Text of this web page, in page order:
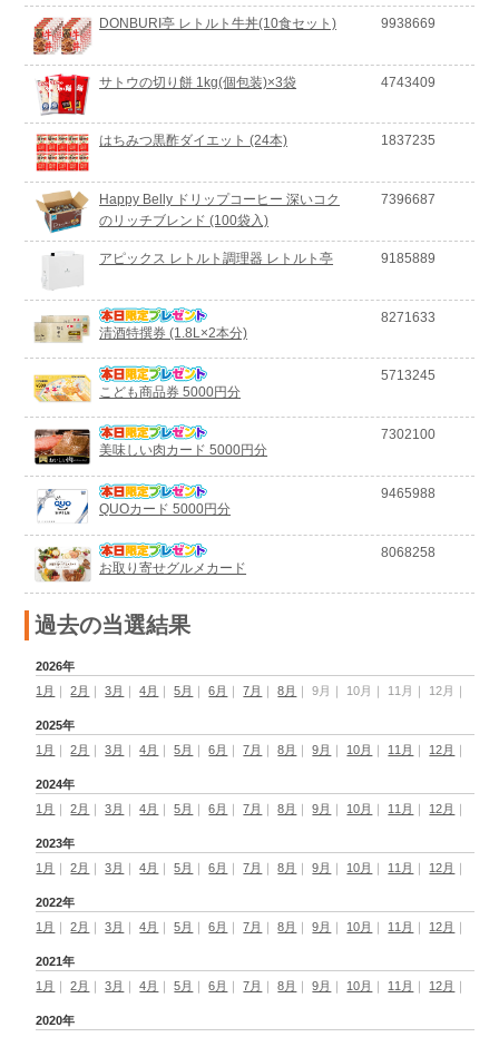
DONBURI亭 レトルト牛丼(10食セット) 9938669
サトウの切り餅 1kg(個包装)×3袋 4743409
はちみつ黒酢ダイエット (24本) 1837235
Happy Belly ドリップコーヒー 深いコク
のリッチブレンド (100袋入)
7396687
アピックス レトルト調理器 レトルト亭 9185889
清酒特撰券 (1.8L×2本分)
8271633
こども商品券 5000円分
5713245
美味しい肉カード 5000円分
7302100
QUOカード 5000円分
9465988
お取り寄せグルメカード
8068258
過去の当選結果
2026年
1月
｜2月 ｜3月 ｜4月 ｜5月 ｜6月 ｜7月 ｜8月 ｜9月 10月 11月 12月
2025年
1月
｜2月 ｜3月 ｜4月 ｜5月 ｜6月 ｜7月 ｜8月 ｜9月 10月 11月 12月
2024年
1月
｜2月 ｜3月 ｜4月 ｜5月 ｜6月 ｜7月 ｜8月 ｜9月 10月 11月 12月
2023年
1月
｜2月 ｜3月 ｜4月 ｜5月 ｜6月 ｜7月 ｜8月 ｜9月 10月 11月 12月
2022年
1月
｜2月 ｜3月 ｜4月 ｜5月 ｜6月 ｜7月 ｜8月 ｜9月 10月 11月 12月
2021年
1月
｜2月 ｜3月 ｜4月 ｜5月 ｜6月 ｜7月 ｜8月 ｜9月 10月 11月 12月
2020年